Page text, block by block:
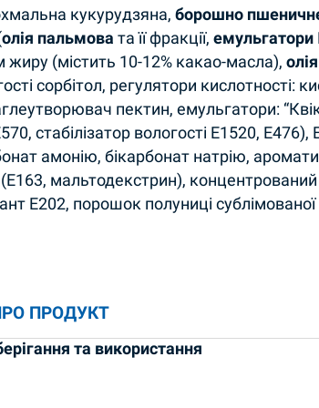
кукурудзяна, борошно
олія пальмова та її фракції,емульгатори
жиру (містить 10-12% какао-масла),
сорбітол, регулятори кислотності:
пектин, емульгатори:
стабілізатор вологості Е1520, Е476),
амонію, бікарбонат натрію,
(Е163, мальтодекстрин),
Е202, порошок полуниці
ПРОДУКТ
та використання